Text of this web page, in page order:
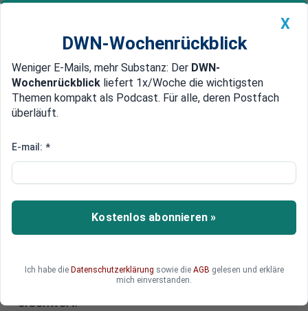
Newsticker MEIN DWN: Geldanlage Premium
Edelmetalle DWN-Magazin China
Russland: Ölsanktionen zeigen
muss der Kreml kämpfen
Die Erdölexporte laufen gut, Russland bewegt
sich mittlerweile offen am westlichen
Flüssiggas angestrebten weltweiten
Vormachtstellung wird jedoch erheblich
erschwert.
X
DWN-Wochenrückblick
Weniger E-Mails, mehr Substanz: Der DWN-
Wochenrückblick liefert 1x/Woche die wichtigsten
Themen kompakt als Podcast. Für alle, deren Postfach
überläuft.
E-mail: *
Kostenlos abonnieren »
Ich habe die Datenschutzerklärung sowie die AGB gelesen und erkläre
mich einverstanden.